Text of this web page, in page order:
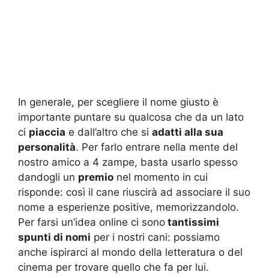
In generale, per scegliere il nome giusto è
importante puntare su qualcosa che da un lato
ci piaccia e dall’altro che si adatti alla sua
personalità. Per farlo entrare nella mente del
nostro amico a 4 zampe, basta usarlo spesso
dandogli un premio nel momento in cui
risponde: così il cane riuscirà ad associare il suo
nome a esperienze positive, memorizzandolo.
Per farsi un’idea online ci sono tantissimi
spunti di nomi per i nostri cani: possiamo
anche ispirarci al mondo della letteratura o del
cinema per trovare quello che fa per lui.